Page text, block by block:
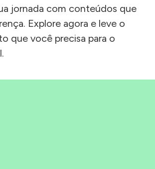
jornada com conteúdos que
Explore agora e leve o
que você precisa para o